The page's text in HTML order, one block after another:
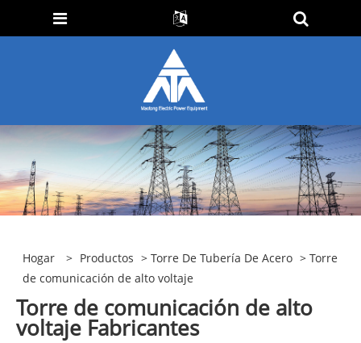
Hogar > Productos >Torre De Tubería De Acero > Torre
de comunicación de alto voltaje
Torre de comunicación de alto
voltaje Fabricantes